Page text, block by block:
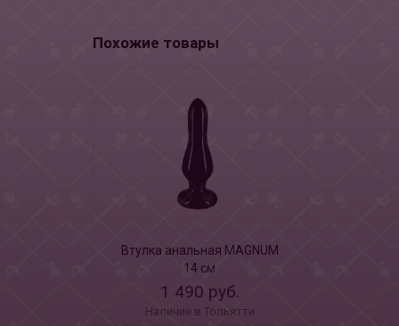
Похожие товары
Втулка анальная MAGNUM
14 см
1 490 руб.
Наличие в Тольятти